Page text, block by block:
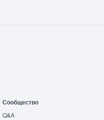
Сообщество
Q&A